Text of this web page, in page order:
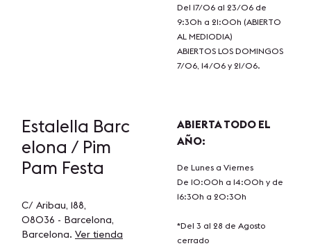
Del 17/06 al 23/06 de
9:30h a 21:00h (ABIERTO
AL MEDIODIA)
ABIERTOS LOS DOMINGOS
7/06, 14/06 y 21/06.
Estalella Barc
elona / Pim
Pam Festa
C/ Aribau, 188,
08036 - Barcelona,
Barcelona. Ver tienda
ABIERTA TODO EL
AÑO:
De Lunes a Viernes
De 10:00h a 14:00h y de
16:30h a 20:30h
*Del 3 al 28 de Agosto
cerrado